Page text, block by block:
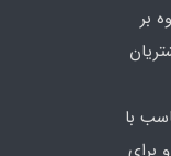
بر
با
برای